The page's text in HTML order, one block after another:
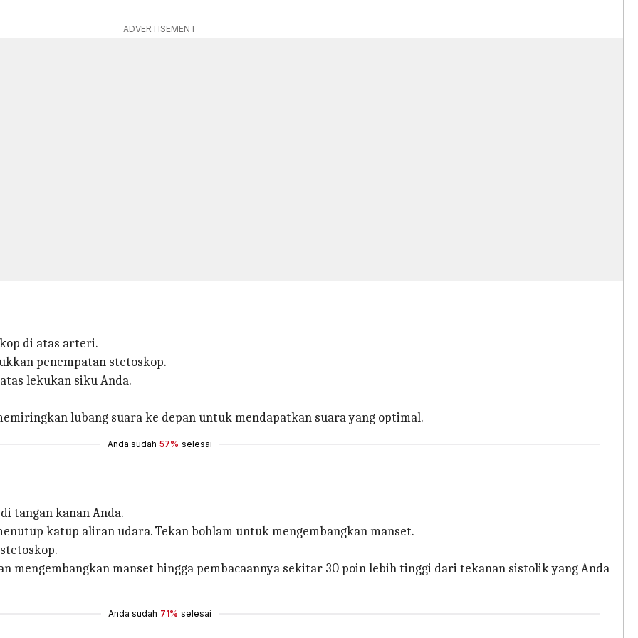
ADVERTISEMENT
di atas arteri.
penempatan stetoskop.
lekukan siku Anda.
lubang suara ke depan untuk mendapatkan suara yang optimal.
Anda sudah 57% selesai
tangan kanan Anda.
katup aliran udara. Tekan bohlam untuk mengembangkan manset.
mengembangkan manset hingga pembacaannya sekitar 30 poin lebih tinggi dari tekanan sistolik yang Anda
Anda sudah 71% selesai